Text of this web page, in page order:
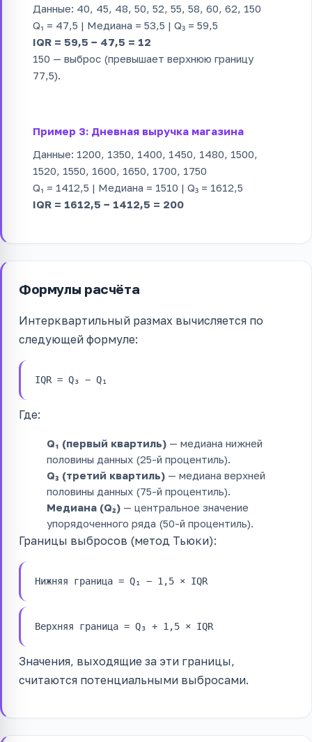
Данные: 40, 45, 48, 50, 52, 55, 58, 60, 62, 150
Q₁ = 47,5 | Медиана = 53,5 | Q₃ = 59,5
IQR = 59,5 − 47,5 = 12
150 — выброс (превышает верхнюю границу
77,5).
Пример 3: Дневная выручка магазина
Данные: 1200, 1350, 1400, 1450, 1480, 1500,
1520, 1550, 1600, 1650, 1700, 1750
Q₁ = 1412,5 | Медиана = 1510 | Q₃ = 1612,5
IQR = 1612,5 − 1412,5 = 200
Формулы расчёта
Интерквартильный размах вычисляется по
следующей формуле:
IQR = Q₃ − Q₁
Где:
Q₁ (первый квартиль) — медиана нижней
половины данных (25-й процентиль).
Q₃ (третий квартиль) — медиана верхней
половины данных (75-й процентиль).
Медиана (Q₂) — центральное значение
упорядоченного ряда (50-й процентиль).
Границы выбросов (метод Тьюки):
Нижняя граница = Q₁ − 1,5 × IQR
Верхняя граница = Q₃ + 1,5 × IQR
Значения, выходящие за эти границы,
считаются потенциальными выбросами.